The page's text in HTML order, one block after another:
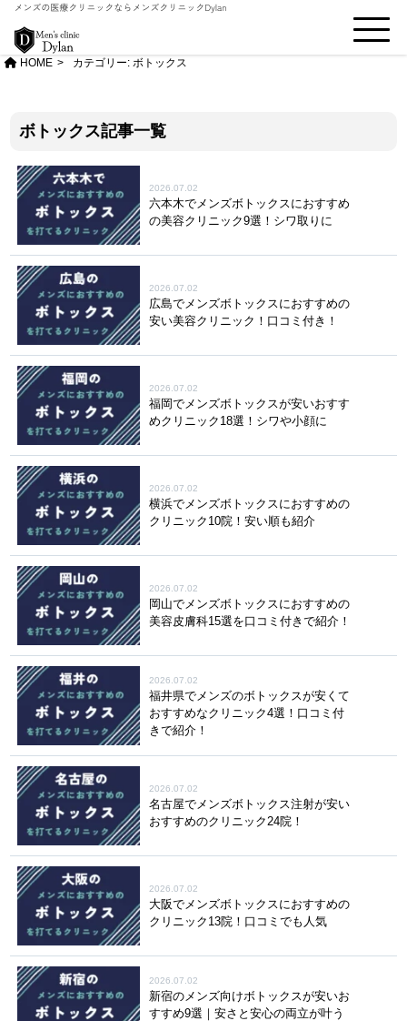
HOME カテゴリー: ボトックス
ボトックス記事一覧
2026.07.02
六本木でメンズボトックスにおすすめ
の美容クリニック9選！シワ取りに
2026.07.02
広島でメンズボトックスにおすすめの
安い美容クリニック！口コミ付き！
2026.07.02
福岡でメンズボトックスが安いおすす
めクリニック18選！シワや小顔に
2026.07.02
横浜でメンズボトックスにおすすめの
クリニック10院！安い順も紹介
2026.07.02
岡山でメンズボトックスにおすすめの
美容皮膚科15選を口コミ付きで紹介！
2026.07.02
福井県でメンズのボトックスが安くて
おすすめなクリニック4選！口コミ付
きで紹介！
2026.07.02
名古屋でメンズボトックス注射が安い
おすすめのクリニック24院！
2026.07.02
大阪でメンズボトックスにおすすめの
クリニック13院！口コミでも人気
2026.07.02
新宿のメンズ向けボトックスが安いお
すすめ9選｜安さと安心の両立が叶う